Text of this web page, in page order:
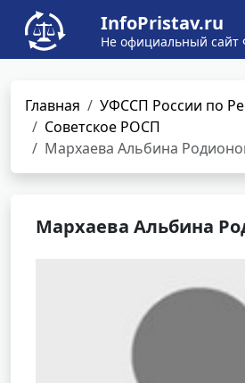
InfoPristav.ru
Не официальный сайт
Главная
УФССП России по
Советское РОСП
Мархаева Альбина
Мархаева Альбина